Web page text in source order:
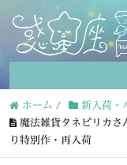
ホーム / 新入荷・
魔法雑貨タネピリカ
り特別作・再入荷